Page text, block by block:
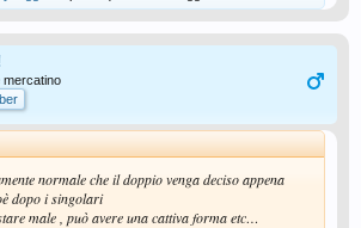
mercatino
normale che il doppio venga deciso appena
dopo i singolari
male , può avere una cattiva forma etc…